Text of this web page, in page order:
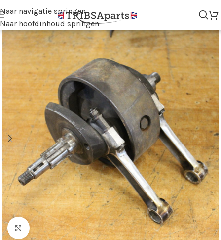
Naar navigatie springen
Naar hoofdinhoud springen
Klik voor vergroting